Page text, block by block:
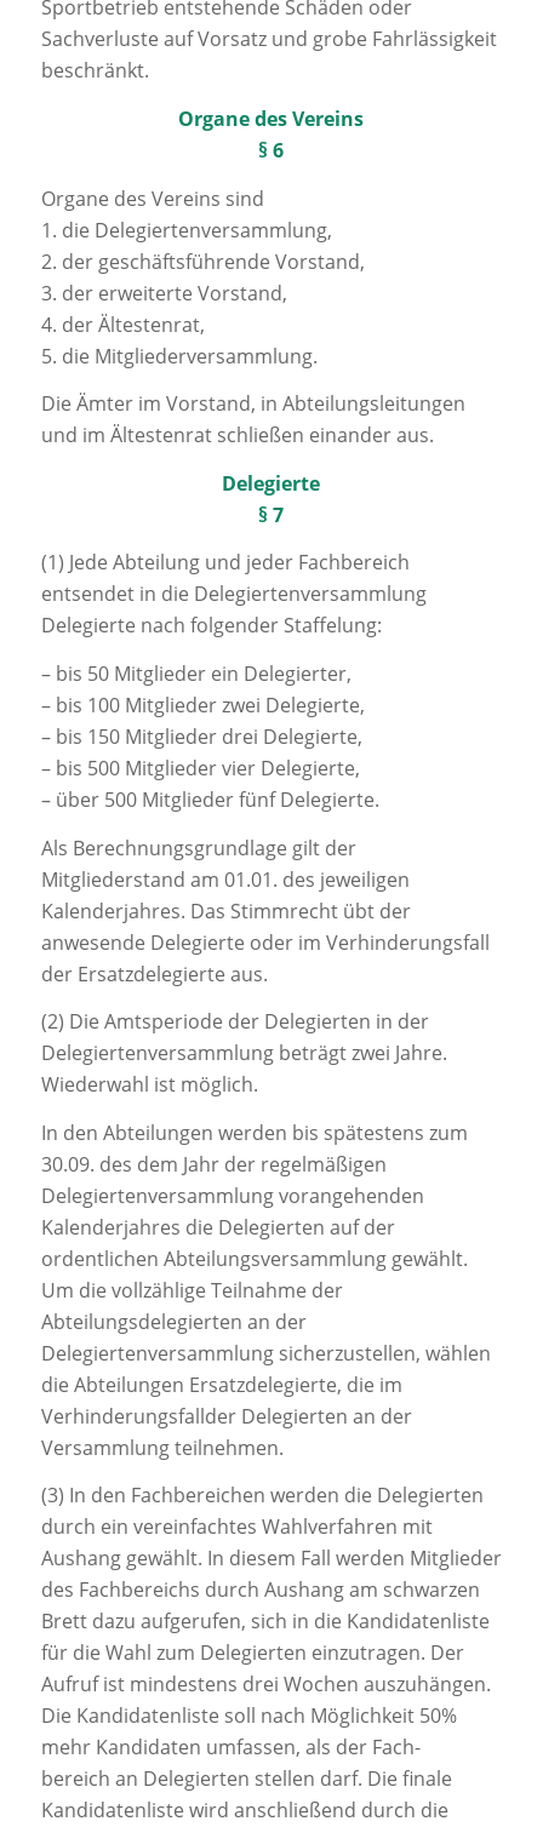
Sportbetrieb entstehende Schäden oder
Sachverluste auf Vorsatz und grobe Fahrlässigkeit
beschränkt.
Organe des Vereins
§ 6
Organe des Vereins sind
1. die Delegiertenversammlung,
2. der geschäftsführende Vorstand,
3. der erweiterte Vorstand,
4. der Ältestenrat,
5. die Mitgliederversammlung.
Die Ämter im Vorstand, in Abteilungsleitungen
und im Ältestenrat schließen einander aus.
Delegierte
§ 7
(1) Jede Abteilung und jeder Fachbereich
entsendet in die Delegiertenversammlung
Delegierte nach folgender Staffelung:
– bis 50 Mitglieder ein Delegierter,
– bis 100 Mitglieder zwei Delegierte,
– bis 150 Mitglieder drei Delegierte,
– bis 500 Mitglieder vier Delegierte,
– über 500 Mitglieder fünf Delegierte.
Als Berechnungsgrundlage gilt der
Mitgliederstand am 01.01. des jeweiligen
Kalenderjahres. Das Stimmrecht übt der
anwesende Delegierte oder im Verhinderungsfall
der Ersatzdelegierte aus.
(2) Die Amtsperiode der Delegierten in der
Delegiertenversammlung beträgt zwei Jahre.
Wiederwahl ist möglich.
In den Abteilungen werden bis spätestens zum
30.09. des dem Jahr der regelmäßigen
Delegiertenversammlung vorangehenden
Kalenderjahres die Delegierten auf der
ordentlichen Abteilungsversammlung gewählt.
Um die vollzählige Teilnahme der
Abteilungsdelegierten an der
Delegiertenversammlung sicherzustellen, wählen
die Abteilungen Ersatzdelegierte, die im
Verhinderungsfallder Delegierten an der
Versammlung teilnehmen.
(3) In den Fachbereichen werden die Delegierten
durch ein vereinfachtes Wahlverfahren mit
Aushang gewählt. In diesem Fall werden Mitglieder
des Fachbereichs durch Aushang am schwarzen
Brett dazu aufgerufen, sich in die Kandidatenliste
für die Wahl zum Delegierten einzutragen. Der
Aufruf ist mindestens drei Wochen auszuhängen.
Die Kandidatenliste soll nach Möglichkeit 50%
mehr Kandidaten umfassen, als der Fach-
bereich an Delegierten stellen darf. Die finale
Kandidatenliste wird anschließend durch die